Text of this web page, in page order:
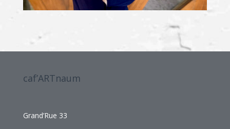
caf’ARTnaum
Grand’Rue 33